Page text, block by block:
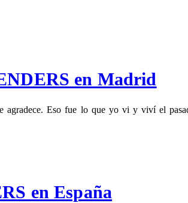
en Madrid
agradece. Eso fue lo que yo vi y viví el
en España